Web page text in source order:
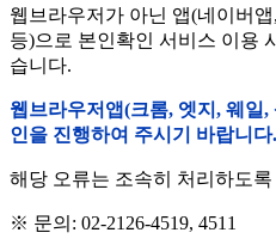
웹브라우저가 아닌 앱(네이버
등)으로 본인확인 서비스 이용
습니다.
웹브라우저앱(크롬, 엣지, 웨일
인을 진행하여 주시기 바랍니다.
해당 오류는 조속히 처리하도
※ 문의: 02-2126-4519, 4511